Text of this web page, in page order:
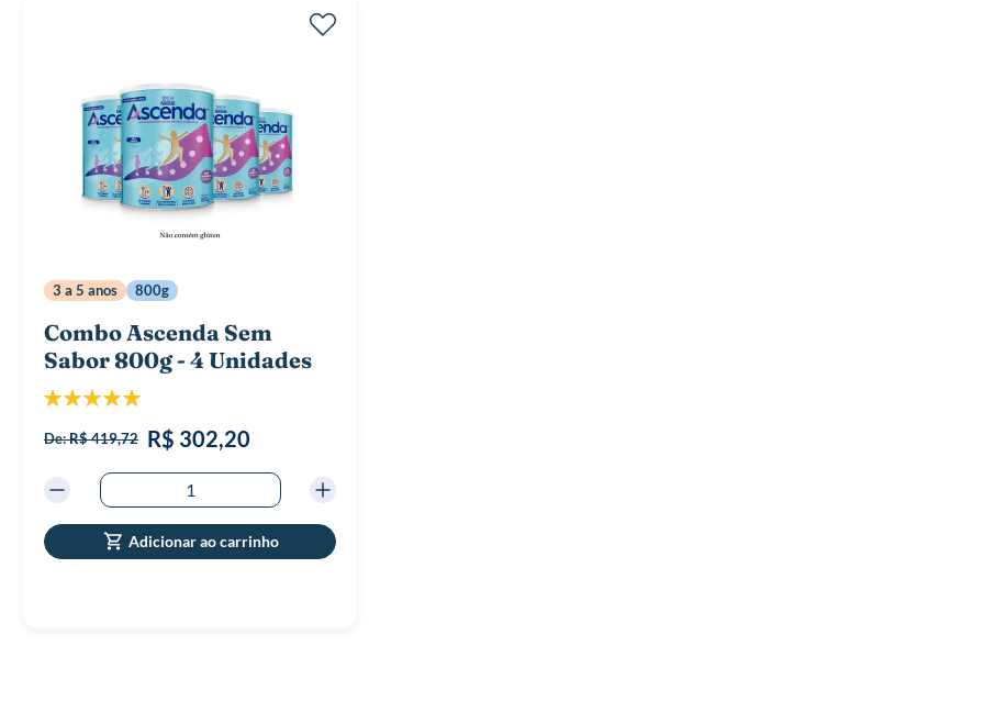
3 a 5 anos 800g
Combo Ascenda Sem
Sabor 800g - 4 Unidades
Classificação:
De:R$ 419,72 R$ 302,20
Adicionar ao carrinho